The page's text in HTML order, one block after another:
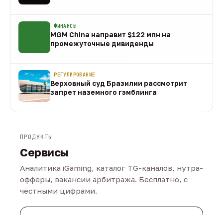
ФИНАНСЫ
MGM China направит $122 млн на
промежуточные дивиденды
РЕГУЛИРОВАНИЕ
Верховный суд Бразилии рассмотрит
запрет наземного гэмблинга
ПРОДУКТЫ
Сервисы
Аналитика iGaming, каталог TG-каналов, нутра-
офферы, вакансии арбитража. Бесплатно, с
честными цифрами.